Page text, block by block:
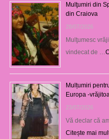
Mulţumiri din
din Craiova
28/07/2026
Mulţumesc
vindecat de …
Mulțumiri
Europa -
23/07/2026
Vă declar că
Citește mai